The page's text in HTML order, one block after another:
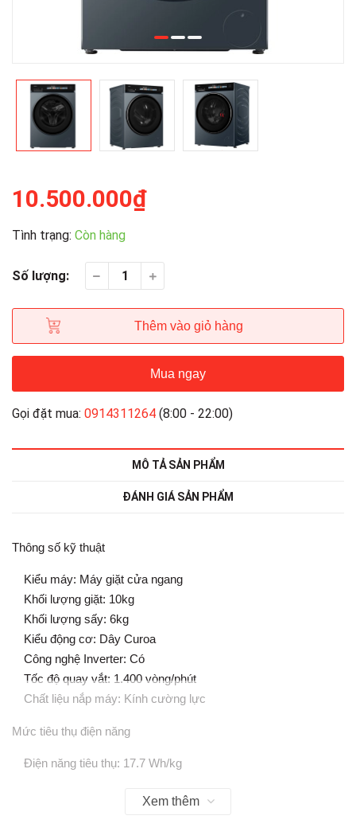
10.500.000₫
Tình trạng: Còn hàng
Số lượng:
Thêm vào giỏ hàng
Mua ngay
Gọi đặt mua: 0914311264 (8:00 - 22:00)
MÔ TẢ SẢN PHẨM
ĐÁNH GIÁ SẢN PHẨM
Thông số kỹ thuật
Kiểu máy: Máy giặt cửa ngang
Khối lượng giặt: 10kg
Khối lượng sấy: 6kg
Kiểu động cơ: Dây Curoa
Công nghệ Inverter: Có
Tốc độ quay vắt: 1.400 vòng/phút
Chất liệu nắp máy: Kính cường lực
Mức tiêu thụ điện năng
Điện năng tiêu thụ: 17.7 Wh/kg
Xem thêm